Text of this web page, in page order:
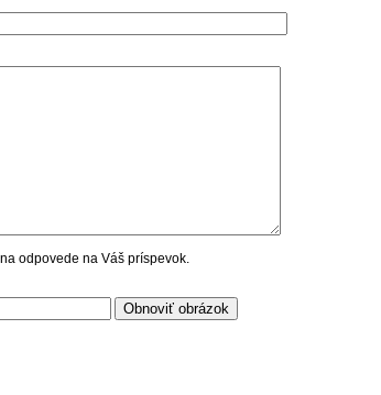
odpovede na Váš príspevok.